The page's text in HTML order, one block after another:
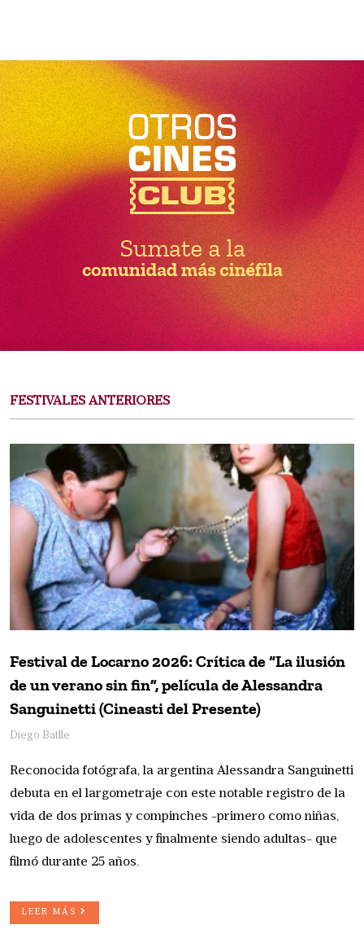
FESTIVALES ANTERIORES
Festival de Locarno 2026: Crítica de “La ilusión
de un verano sin fin”, película de Alessandra
Sanguinetti (Cineasti del Presente)
Diego Batlle
Reconocida fotógrafa, la argentina Alessandra Sanguinetti
debuta en el largometraje con este notable registro de la
vida de dos primas y compinches -primero como niñas,
luego de adolescentes y finalmente siendo adultas- que
filmó durante 25 años.
LEER MÁS